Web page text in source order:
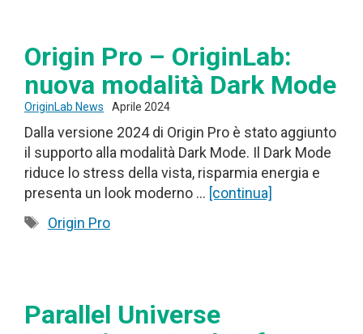
Origin Pro – OriginLab:
nuova modalità Dark Mode
OriginLab News Aprile 2024
Dalla versione 2024 di Origin Pro è stato aggiunto
il supporto alla modalità Dark Mode. Il Dark Mode
riduce lo stress della vista, risparmia energia e
presenta un look moderno … [continua]
Tag
Origin Pro
Parallel Universe